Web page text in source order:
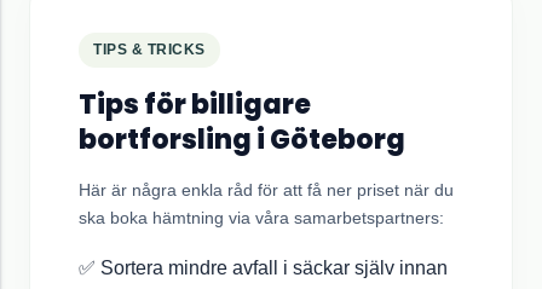
TIPS & TRICKS
Tips för billigare
bortforsling iGöteborg
Här är några enkla råd för att få ner priset när du
ska boka hämtning via våra samarbetspartners:
✅ Sortera mindre avfall i säckar själv innan